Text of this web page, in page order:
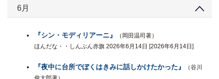
6月
『シン・モディリアーニ』
（岡田温司著）
ほんだな・・しんぶん赤旗 2026年6月14日 [2026年6月14日]
『夜中に台所でぼくはきみに話しかけたかった』
（谷川